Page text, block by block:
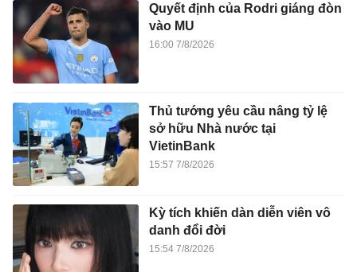
Quyết định của Rodri giáng đòn
vào MU
16:00 7/8/2026
Thủ tướng yêu cầu nâng tỷ lệ
sở hữu Nhà nước tại
VietinBank
15:57 7/8/2026
Kỳ tích khiến dàn diễn viên vô
danh đổi đời
15:54 7/8/2026